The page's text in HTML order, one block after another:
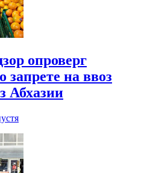
опроверг
на ввоз
Абхазии